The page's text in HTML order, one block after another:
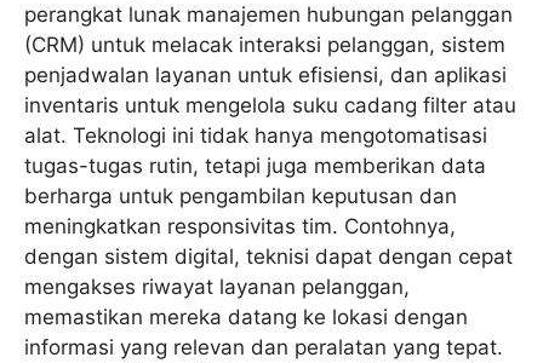
perangkat lunak manajemen hubungan pelanggan
(CRM) untuk melacak interaksi pelanggan, sistem
penjadwalan layanan untuk efisiensi, dan aplikasi
inventaris untuk mengelola suku cadang filter atau
alat. Teknologi ini tidak hanya mengotomatisasi
tugas-tugas rutin, tetapi juga memberikan data
berharga untuk pengambilan keputusan dan
meningkatkan responsivitas tim. Contohnya,
dengan sistem digital, teknisi dapat dengan cepat
mengakses riwayat layanan pelanggan,
memastikan mereka datang ke lokasi dengan
informasi yang relevan dan peralatan yang tepat.